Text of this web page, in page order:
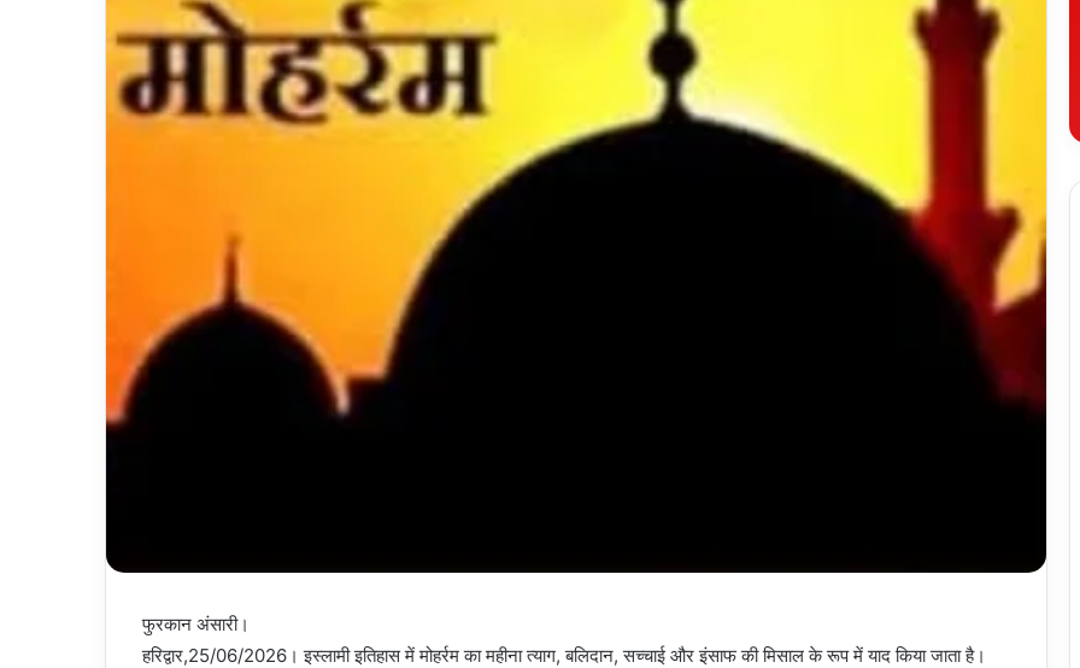
फुरकान अंसारी।
हरिद्वार,25/06/2026। इस्लामी इतिहास में मोहर्रम का महीना त्याग, बलिदान, सच्चाई और इंसाफ की मिसाल के रूप में याद किया जाता है।